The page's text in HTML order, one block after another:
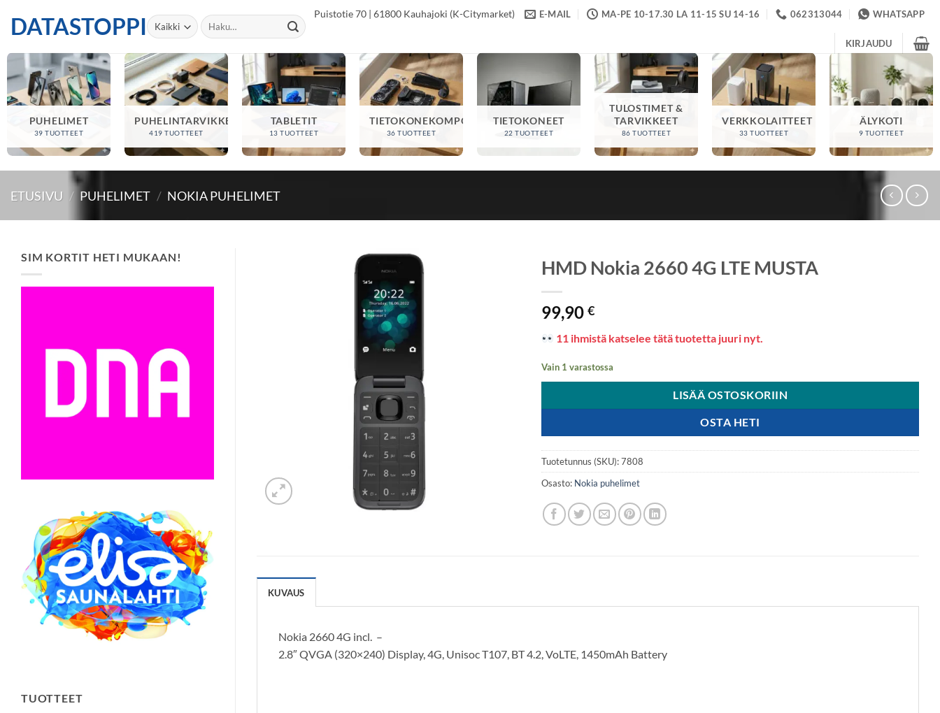
DATASTOPPI Etsi:
Puistotie 70 | 61800 Kauhajoki (K-Citymarket) E-MAIL MA-PE 10-17.30 LA 11-15 SU 14-16 062313044 WHATSAPP
KIRJAUDU
PUHELIMET
39 TUOTTEET
PUHELINTARVIKKEET
419 TUOTTEET
TABLETIT
13 TUOTTEET
TIETOKONEKOMPONENTIT
36 TUOTTEET
TIETOKONEET
22 TUOTTEET
TULOSTIMET &
TARVIKKEET
86 TUOTTEET
VERKKOLAITTEET
33 TUOTTEET
ÄLYKOTI
9 TUOTTEET
ETUSIVU / PUHELIMET / NOKIA PUHELIMET
SIM KORTIT HETI MUKAAN!
TUOTTEET
HMD Nokia 2660 4G LTE MUSTA
99,90€
11 ihmistä katselee tätä tuotetta juuri nyt.
Vain 1 varastossa
LISÄÄ OSTOSKORIIN
OSTA HETI
Tuotetunnus (SKU):7808
Osasto: Nokia puhelimet
KUVAUS
Nokia 2660 4G incl. –
2.8″ QVGA (320×240) Display, 4G, Unisoc T107, BT 4.2, VoLTE, 1450mAh Battery